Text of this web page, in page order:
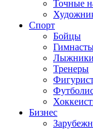
Точные
Спорт
Бойцы
Лыжники
Тренеры
Бизнес